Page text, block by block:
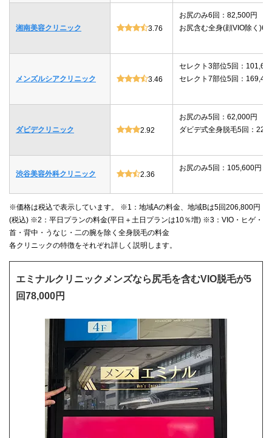
湘南美容クリニック 3.76
お尻のみ6回：82,500円
お尻含む全身(顔VIO除く)6
メンズルシアクリニック 3.46
セレクト3部位5回：
セレクト7部位5回：
ダビデクリニック 2.92
お尻のみ5回：62,000円
ダビデ式全身脱毛5回：
渋谷美容外科クリニック 2.36
お尻のみ5回：105,600円
※価格は税込で表示しています。 ※1：地域Aの料金、地域Bは5回206,800円
(税込) ※2：平日プランの料金(平日＋土日プランは10％増) ※3：VIO・ヒゲ・
首・背中・うなじ・二の腕を除く全身脱毛の料金
各クリニックの特徴をそれぞれ詳しく説明します。
エミナルクリニックメンズなら尻毛を含むVIO脱毛が5
回78,000円